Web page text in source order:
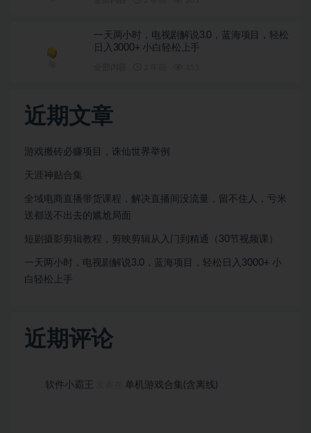
一天两小时，电视剧解说3.0，蓝海项目，轻松
日入3000+ 小白轻松上手
近期文章
游戏搬砖必赚项目，诛仙世界举例
天涯神贴合集
全域电商直播带货课程，解决直播间没流量，留不住人，亏米
送都送不出去的尴尬局面
短剧摄影剪辑教程，剪映剪辑从入门到精通（30节视频课）
一天两小时，电视剧解说3.0，蓝海项目，轻松日入3000+ 小
白轻松上手
近期评论
软件小霸王 单机游戏合集(含离线)